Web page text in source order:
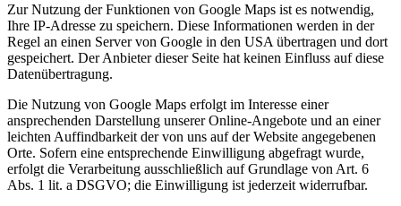
Zur Nutzung der Funktionen von Google Maps ist es notwendig,
Ihre IP-Adresse zu speichern. Diese Informationen werden in der
Regel an einen Server von Google in den USA übertragen und dort
gespeichert. Der Anbieter dieser Seite hat keinen Einfluss auf diese
Datenübertragung.
Die Nutzung von Google Maps erfolgt im Interesse einer
ansprechenden Darstellung unserer Online-Angebote und an einer
leichten Auffindbarkeit der von uns auf der Website angegebenen
Orte. Sofern eine entsprechende Einwilligung abgefragt wurde,
erfolgt die Verarbeitung ausschließlich auf Grundlage von Art. 6
Abs. 1 lit. a DSGVO; die Einwilligung ist jederzeit widerrufbar.